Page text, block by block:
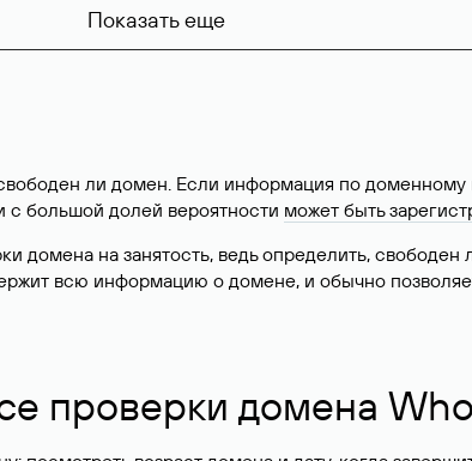
Показать еще
ли домен. Если информация по
с большой долей вероятности может быть
домена на занятость, ведь определить,
всю информацию о домене, и обычно
проверки домена